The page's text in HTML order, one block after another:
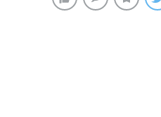
Donald Trump, Kanada